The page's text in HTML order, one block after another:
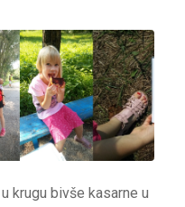
krugu bivše kasarne u